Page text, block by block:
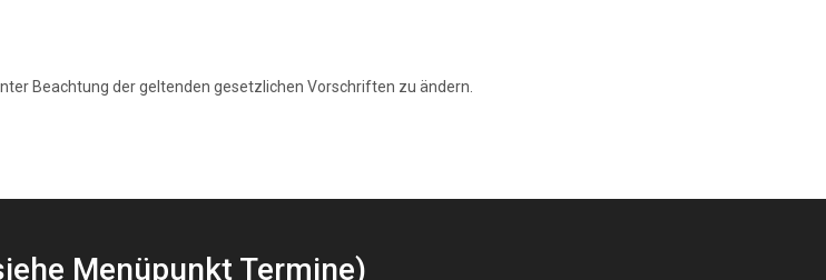
Beachtung der geltenden gesetzlichen Vorschriften zu ändern.
Menüpunkt Termine)